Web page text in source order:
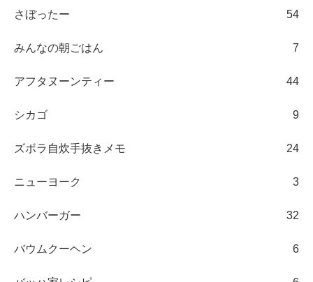
さぼったー 54
みんなの朝ごはん 7
アフタヌーンティー 44
シカゴ 9
ズボラ自炊手抜きメモ 24
ニューヨーク 3
ハンバーガー 32
バウムクーヘン 6